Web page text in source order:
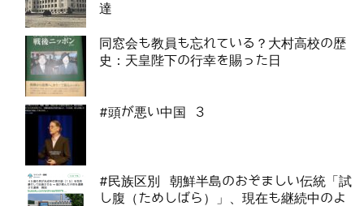
達
同窓会も教員も忘れている？大村高校の歴
史：天皇陛下の行幸を賜った日
#頭が悪い中国 3
#民族区別 朝鮮半島のおぞましい伝統「試
し腹（ためしばら）」、現在も継続中のよ